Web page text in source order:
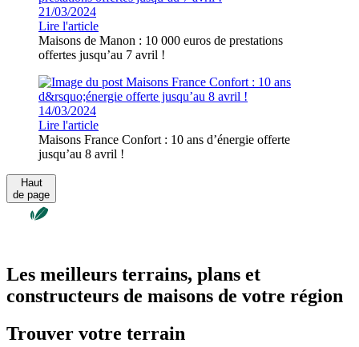
21/03/2024
Lire l'article
Maisons de Manon : 10 000 euros de prestations
offertes jusqu’au 7 avril !
14/03/2024
Lire l'article
Maisons France Confort : 10 ans d’énergie offerte
jusqu’au 8 avril !
Haut
de page
Les meilleurs terrains, plans et
constructeurs de maisons de votre région
Trouver votre terrain